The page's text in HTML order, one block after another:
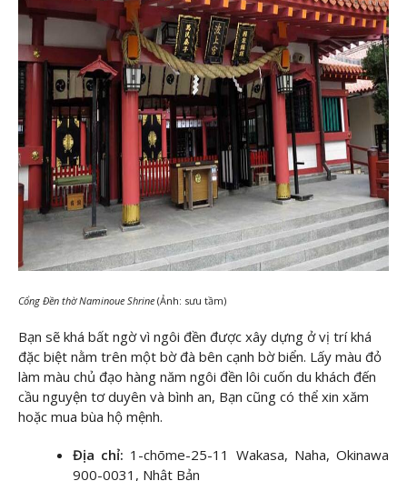
Cổng Đền thờ Naminoue Shrine (Ảnh: sưu tầm)
Bạn sẽ khá bất ngờ vì ngôi đền được xây dựng ở vị trí khá
đặc biệt nằm trên một bờ đà bên cạnh bờ biển. Lấy màu đỏ
làm màu chủ đạo hàng năm ngôi đền lôi cuốn du khách đến
cầu nguyện tơ duyên và bình an, Bạn cũng có thể xin xăm
hoặc mua bùa hộ mệnh.
Địa chỉ: 1-chōme-25-11 Wakasa, Naha, Okinawa
900-0031, Nhật Bản